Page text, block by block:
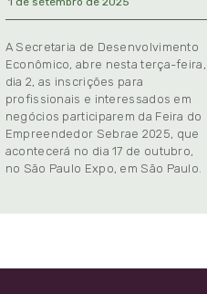
A Secretaria de Desenvolvimento
Econômico, abre nesta terça-feira,
dia 2, as inscrições para
profissionais e interessados em
negócios participarem da Feira do
Empreendedor Sebrae 2025, que
acontecerá no dia 17 de outubro,
no São Paulo Expo, em São Paulo.